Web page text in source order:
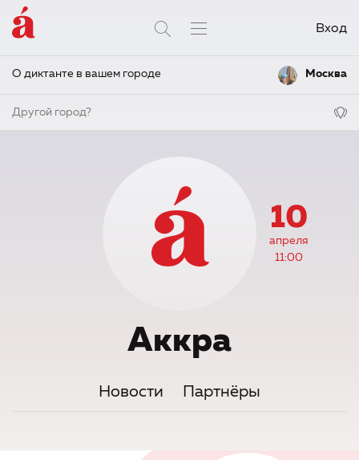
Вход
О диктанте в вашем городе Москва
Другой город?
10
апреля
11:00
Аккра
Новости Партнёры